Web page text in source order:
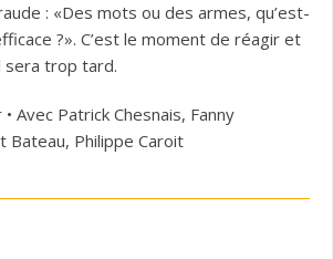
: «Des mots ou des armes, qu’est-
?». C’est le moment de réagir et
sera trop tard.
Avec Patrick Chesnais, Fanny
Bateau, Philippe Caroit